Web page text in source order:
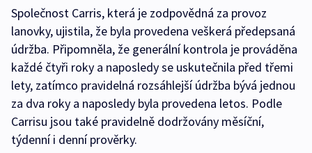
Společnost Carris, která je zodpovědná za provoz
lanovky, ujistila, že byla provedena veškerá předepsaná
údržba. Připomněla, že generální kontrola je prováděna
každé čtyři roky a naposledy se uskutečnila před třemi
lety, zatímco pravidelná rozsáhlejší údržba bývá jednou
za dva roky a naposledy byla provedena letos. Podle
Carrisu jsou také pravidelně dodržovány měsíční,
týdenní i denní prověrky.